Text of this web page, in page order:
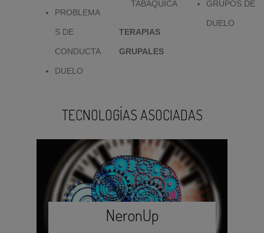
PROBLEMA
S DE
CONDUCTA
DUELO
TABÁQUICA
TERAPIAS
GRUPALES
GRUPOS DE
DUELO
TECNOLOGÍAS ASOCIADAS
NeronUp